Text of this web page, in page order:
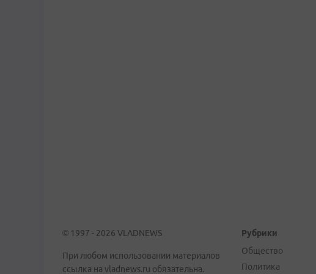
© 1997 - 2026 VLADNEWS
При любом использовании материалов
ссылка на vladnews.ru обязательна.
Рубрики
Общество
Политика